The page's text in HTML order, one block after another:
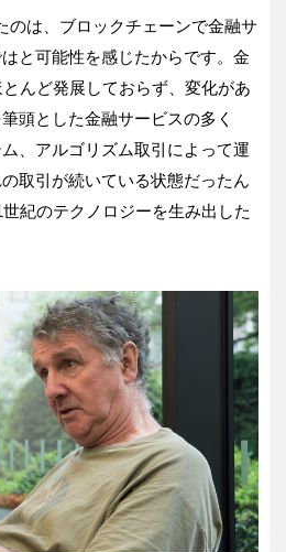
のは、ブロックチェーンで金融サ
と可能性を感じたからです。金
んど発展しておらず、変化があ
頭とした金融サービスの多く
、アルゴリズム取引によって運
取引が続いている状態だったん
紀のテクノロジーを生み出した